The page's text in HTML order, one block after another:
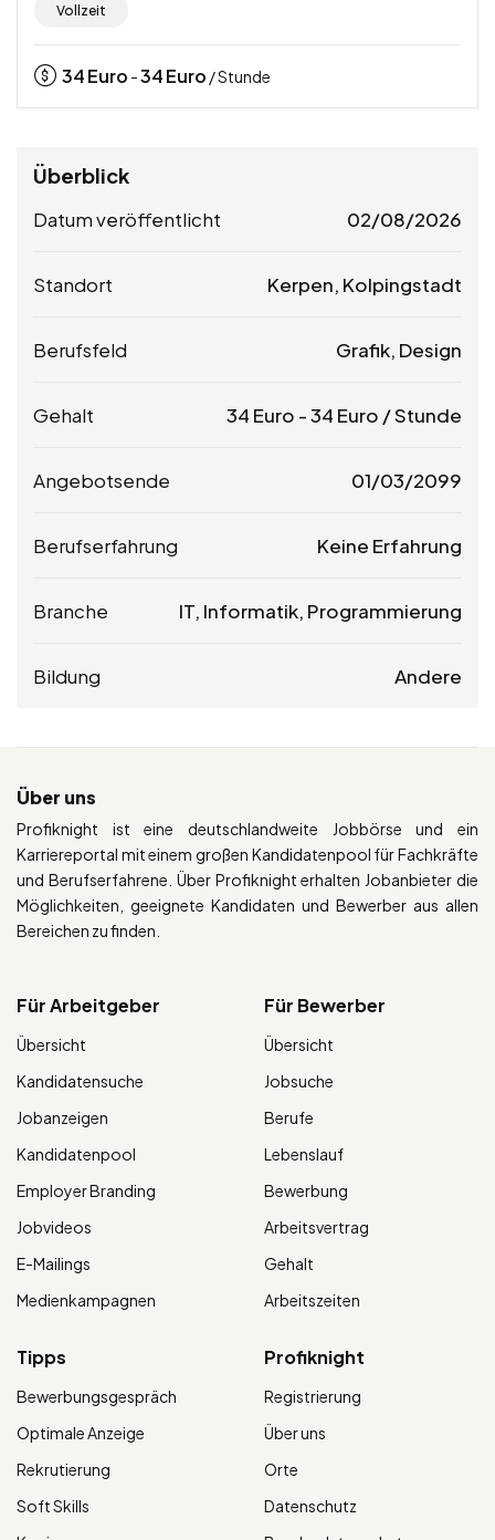
Vollzeit
34Euro -34Euro / Stunde
Überblick
Datum veröffentlicht 02/08/2026
Standort Kerpen, Kolpingstadt
Berufsfeld Grafik, Design
Gehalt 34 Euro -34 Euro / Stunde
Angebotsende 01/03/2099
Berufserfahrung Keine Erfahrung
Branche IT, Informatik, Programmierung
Bildung Andere
Über uns
Profiknight ist eine deutschlandweite Jobbörse und ein
Karriereportal mit einem großen Kandidatenpool für Fachkräfte
und Berufserfahrene. Über Profiknight erhalten Jobanbieter die
Möglichkeiten, geeignete Kandidaten und Bewerber aus allen
Bereichen zu finden.
Für Arbeitgeber
Übersicht
Kandidatensuche
Jobanzeigen
Kandidatenpool
Employer Branding
Jobvideos
E-Mailings
Medienkampagnen
Für Bewerber
Übersicht
Jobsuche
Berufe
Lebenslauf
Bewerbung
Arbeitsvertrag
Gehalt
Arbeitszeiten
Tipps
Bewerbungsgespräch
Optimale Anzeige
Rekrutierung
Soft Skills
Profiknight
Registrierung
Über uns
Orte
Datenschutz